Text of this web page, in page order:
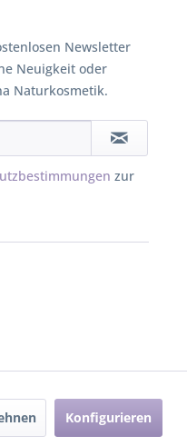
Newsletter
Neuigkeit oder
Naturkosmetik.
zur
Konfigurieren